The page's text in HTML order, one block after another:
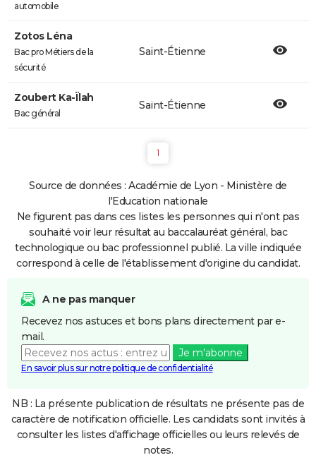
automobile
Zotos Léna
Bac pro Métiers de la
sécurité
Saint-Étienne
Zoubert Ka-Ïlah
Bac général
Saint-Étienne
1
Source de données : Académie de Lyon - Ministère de
l'Education nationale
Ne figurent pas dans ces listes les personnes qui n'ont pas
souhaité voir leur résultat au baccalauréat général, bac
technologique ou bac professionnel publié. La ville indiquée
correspond à celle de l'établissement d'origine du candidat.
A ne pas manquer
Recevez nos astuces et bons plans directement par e-
mail.
Je m'abonne
En savoir plus sur notre politique de confidentialité
NB : La présente publication de résultats ne présente pas de
caractère de notification officielle. Les candidats sont invités à
consulter les listes d'affichage officielles ou leurs relevés de
notes.